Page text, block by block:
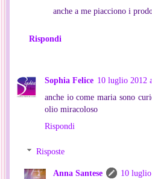
anche a me piacciono i
Rispondi
Sophia Felice 10 luglio 2012
anche io come maria sono
olio miracoloso
Rispondi
Risposte
Anna Santese
10